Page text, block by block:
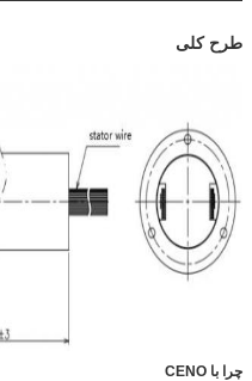
طرح کلی
چرا با CENO